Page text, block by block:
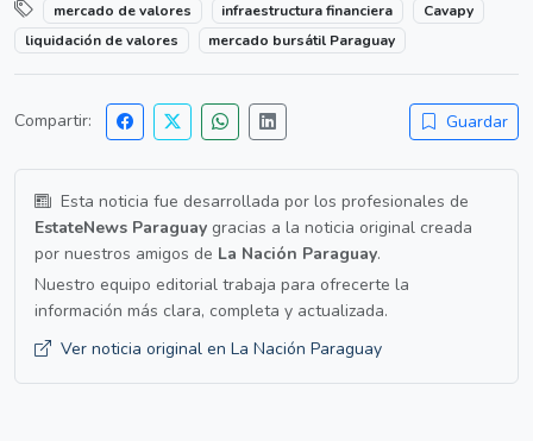
mercado de valores infraestructura financiera
Cavapy
liquidación de valores
mercado bursátil Paraguay
Compartir: Guardar
Esta noticia fue desarrollada por los profesionales de
EstateNews Paraguay gracias a la noticia original creada
por nuestros amigos de La Nación Paraguay.
Nuestro equipo editorial trabaja para ofrecerte la
información más clara, completa y actualizada.
Ver noticia original en La Nación Paraguay